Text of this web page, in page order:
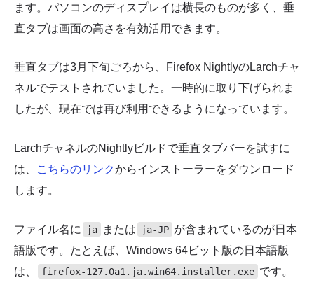
ます。パソコンのディスプレイは横長のものが多く、垂
直タブは画面の高さを有効活用できます。
垂直タブは3月下旬ごろから、Firefox NightlyのLarchチャ
ネルでテストされていました。一時的に取り下げられま
したが、現在では再び利用できるようになっています。
LarchチャネルのNightlyビルドで垂直タブバーを試すに
は、
こちらのリンクからインストーラーをダウンロード
します。
ファイル名に ja または ja-JP が含まれているのが日本
語版です。たとえば、Windows 64ビット版の日本語版
は、
firefox-127.0a1.ja.win64.installer.exe です。